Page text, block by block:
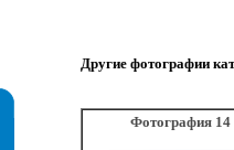
Другие фотографии
Фотография 14